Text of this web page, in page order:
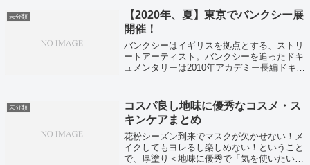
未分類
【2020年、夏】東京でバンクシー展
開催！
バンクシーはイギリスを拠点とする、ストリ
ートアーティスト。バンクシーを追ったドキ
ュメンタリーは2010年アカデミー長編ドキュ
えたと言われています。そんなバンクシ...
未分類
コスパ良し地味に優秀なコスメ・ス
キンケアまとめ
花粉シーズン到来でマスクが欠かせない！メ
イクしてもヨレるし楽しめない！ということ
で、厚塗り＜地味に優秀で「気を使いたい部